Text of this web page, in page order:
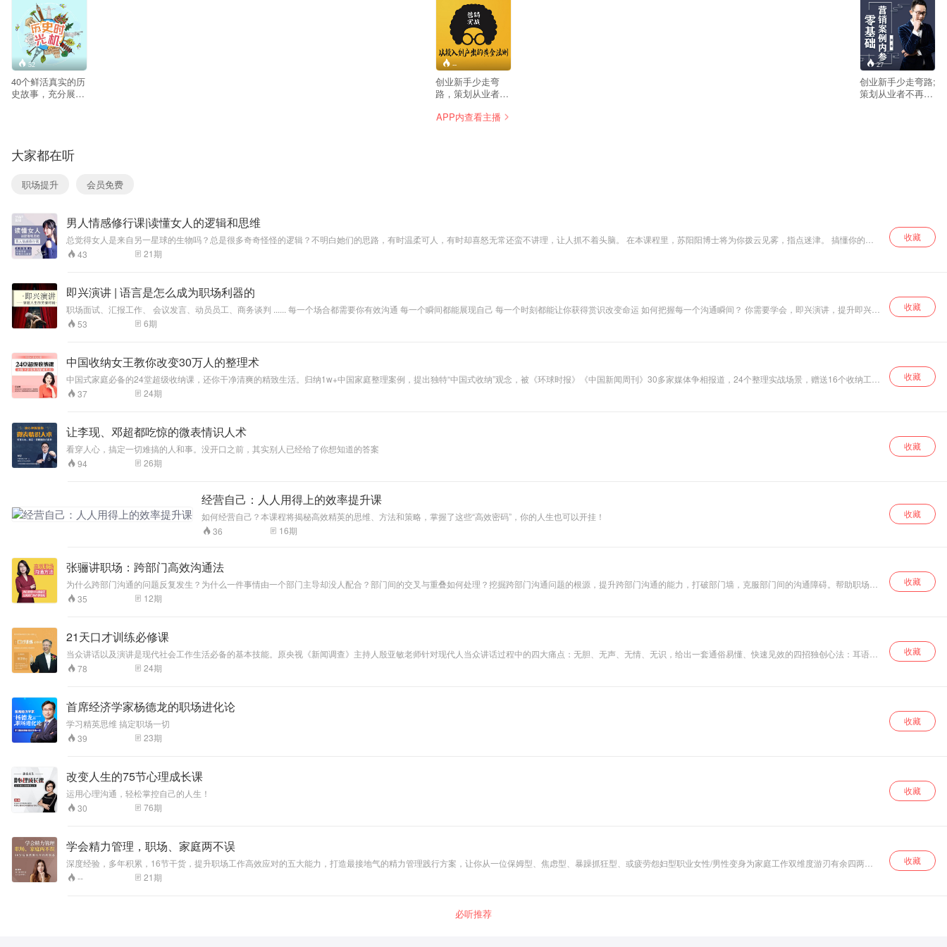
52
40个鲜活真实的历
史故事，充分展现
探索人类文明发展
的规律。去伪存
真，从孩子的角度
看世界，历时三
史书籍节选精彩内
容，表达客观的历
史画卷，引导孩们
听历史，学习认知
世界的方式。，行
卷书，在带孩子出
游前，先让孩子了
解我们是谁，我们
为什么会在这里，
读万卷书与行万里
--
创业新手少走弯
路，策划从业者不
恼，中小企业创业
业战略，降低试错
成本，突破常识，
即用
27
创业新手少走弯路;
策划从业者不再为
出更有效果的营销
活动。 一款对中小
型创业者的销售起
创业者可以”直接
用”的原则，筛选出
普通人可以学会的
APP内查看主播
大家都在听
职场提升 会员免费
男人情感修行课|读懂女人的逻辑和思维
总觉得女人是来自另一星球的生物吗？总是很多奇奇怪怪的逻辑？不明白她们的思路，有时温柔可人，有时却喜怒无常还蛮不讲理，让人抓不着头脑。 在本课程里，苏阳阳博士将为你拨云见雾，指点迷津。 搞懂你的那
个她的语带双关，话里话外的内心真实诉求。 没有搞不定的人，只有用不对的技巧。 智商决定走多快，情商决定走多远。 你将拥有美满的亲密关系以及和谐的人际关系。
43 21期
收藏
即兴演讲 | 语言是怎么成为职场利器的
职场面试、汇报工作、 会议发言、动员员工、商务谈判 ...... 每一个场合都需要你有效沟通 每一个瞬间都能展现自己 每一个时刻都能让你获得赏识改变命运 如何把握每一个沟通瞬间？ 你需要学会，即兴演讲，提升即兴发
言的能力
53 6期
收藏
中国收纳女王教你改变30万人的整理术
中国式家庭必备的24堂超级收纳课，还你干净清爽的精致生活。归纳1w+中国家庭整理案例，提出独特“中国式收纳”观念，被《环球时报》《中国新闻周刊》30多家媒体争相报道，24个整理实战场景，赠送16个收纳工具
实操音频，从居家收纳到人生整理，拿回你的生活主动权！
37 24期
收藏
让李现、邓超都吃惊的微表情识人术
看穿人心，搞定一切难搞的人和事。没开口之前，其实别人已经给了你想知道的答案
94
26期
收藏
经营自己：人人用得上的效率提升课
如何经营自己？本课程将揭秘高效精英的思维、方法和策略，掌握了这些“高效密码”，你的人生也可以开挂！
36
16期
收藏
张骊讲职场：跨部门高效沟通法
为什么跨部门沟通的问题反复发生？为什么一件事情由一个部门主导却没人配合？部门间的交叉与重叠如何处理？挖掘跨部门沟通问题的根源，提升跨部门沟通的能力，打破部门墙，克服部门间的沟通障碍。帮助职场人
士充分认知职场沟通的重要性。掌握职场沟通的基本方法和技巧；有效处理和解决职场沟通中常见的各种问题， 提高跨部门沟通效果，提升企业员工工作效率，增进员工之间的凝聚力
35 12期
收藏
21天口才训练必修课
当众讲话以及演讲是现代社会工作生活必备的基本技能。原央视《新闻调查》主持人殷亚敏老师针对现代人当众讲话过程中的四大痛点：无胆、无声、无情、无识，给出一套通俗易懂、快速见效的四招独创心法：耳语练
声法、三定练胆法、双人舞练情法、一简二活三口诀练识法。通过这套方法的练习，大家可以在21天内快速练就当众讲话的技能，打造个人核心竞争力。
78 24期
收藏
首席经济学家杨德龙的职场进化论
学习精英思维 搞定职场一切
39
23期
收藏
改变人生的75节心理成长课
运用心理沟通，轻松掌控自己的人生！
30
76期
收藏
学会精力管理，职场、家庭两不误
深度经验，多年积累，16节干货，提升职场工作高效应对的五大能力，打造最接地气的精力管理践行方案，让你从一位保姆型、焦虑型、暴躁抓狂型、或疲劳怨妇型职业女性/男性变身为家庭工作双维度游刃有余四两拨
千斤的领导力/引导力型职业女性/男性 不成为疲惫、被生活催赶的职场人！
-- 21期
收藏
必听推荐